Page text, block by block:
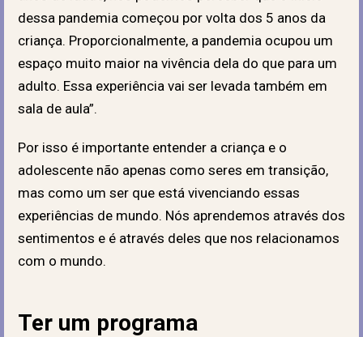
dessa pandemia começou por volta dos 5 anos da
criança. Proporcionalmente, a pandemia ocupou um
espaço muito maior na vivência dela do que para um
adulto. Essa experiência vai ser levada também em
sala de aula”.
Por isso é importante entender a criança e o
adolescente não apenas como seres em transição,
mas como um ser que está vivenciando essas
experiências de mundo. Nós aprendemos através dos
sentimentos e é através deles que nos relacionamos
com o mundo.
Ter um programa